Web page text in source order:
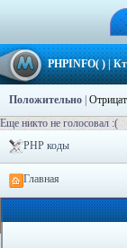
PHPINFO( )|
Положительно
Еще никто не голосовал :(
PHP коды
Главная